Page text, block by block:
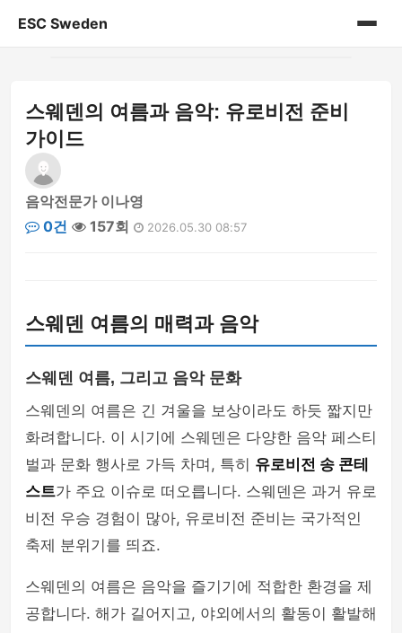
ESC Sweden
게시판
스웨덴의 여름과 음악: 유로비전 준비
가이드
음악전문가 이나영
0건
157회 2026.05.30 08:57
스웨덴 여름의 매력과 음악
스웨덴 여름, 그리고 음악 문화
스웨덴의 여름은 긴 겨울을 보상이라도 하듯 짧지만
화려합니다. 이 시기에 스웨덴은 다양한 음악 페스티
벌과 문화 행사로 가득 차며, 특히 유로비전 송 콘테
스트가 주요 이슈로 떠오릅니다. 스웨덴은 과거 유로
비전 우승 경험이 많아, 유로비전 준비는 국가적인
축제 분위기를 띄죠.
스웨덴의 여름은 음악을 즐기기에 적합한 환경을 제
공합니다. 해가 길어지고, 야외에서의 활동이 활발해